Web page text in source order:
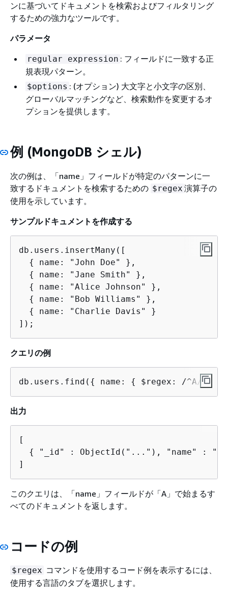
ンに基づいてドキュメントを検索およびフィルタリング
するための強力なツールです。
パラメータ
regular expression : フィールドに一致する正
規表現パターン。
$options : (オプション) 大文字と小文字の区別、
グローバルマッチングなど、検索動作を変更するオ
プションを提供します。
例 (MongoDB シェル)
次の例は、「name」フィールドが特定のパターンに一
致するドキュメントを検索するための $regex 演算子の
使用を示しています。
サンプルドキュメントを作成する
db.users.insertMany([
{
name: "John Doe" },
{
name: "Jane Smith" },
{
name: "Alice Johnson" },
{
name: "Bob Williams" },
{
name: "Charlie Davis" }
]);
クエリの例
db.users.find( { name: { $regex: /^A/ } })
出力
[
{
"_id" : ObjectId("..."), "name" :
]
このクエリは、「name」フィールドが「A」で始まるす
べてのドキュメントを返します。
コードの例
$regex コマンドを使用するコード例を表示するには、
使用する言語のタブを選択します。